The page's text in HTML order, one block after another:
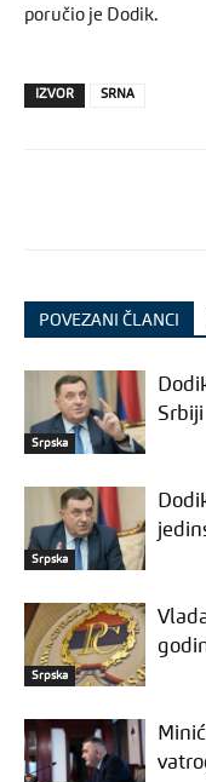
poručio je Dodik.
IZVOR SRNA
POVEZANI ČLANCI
Srpska
Srbiji
Srpska
Srpska